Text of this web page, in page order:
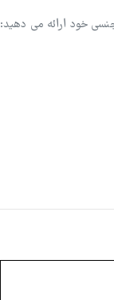
خود ارائه می دهید: